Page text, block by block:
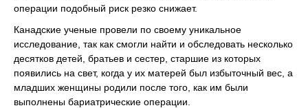
операции подобный риск резко снижает.
Канадские ученые провели по своему уникальное
исследование, так как смогли найти и обследовать несколько
десятков детей, братьев и сестер, старшие из которых
появились на свет, когда у их матерей был избыточный вес, а
младших женщины родили после того, как им были
выполнены бариатрические операции.